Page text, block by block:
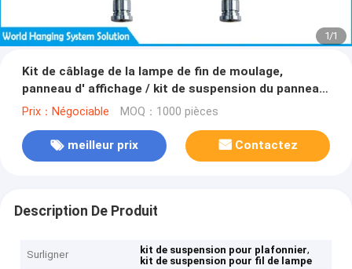
1/1
Kit de câblage de la lampe de fin de moulage,
panneau d' affichage / kit de suspension du panneau
LED
Prix：Négociable MOQ：1000 pièces
meilleur prix Contactez
Description De Produit
Surligner kit de suspension pour plafonnier,
kit de suspension pour fil de lampe